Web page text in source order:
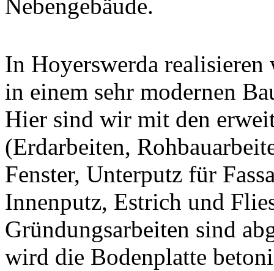
Nebengebäude.
In Hoyerswerda
in einem sehr modernen
Hier sind wir mit den
(Erdarbeiten,
Fenster, Unterputz für
Innenputz, Estrich und
Gründungsarbeiten sind
wird die Bodenplatte